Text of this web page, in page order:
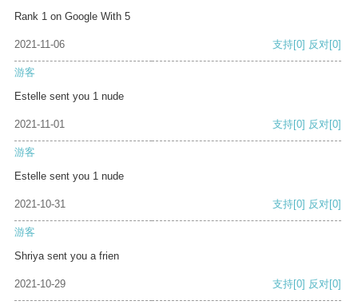
Rank 1 on Google With 5
2021-11-06 支持[0] 反对[0]
游客
Estelle sent you 1 nude
2021-11-01 支持[0] 反对[0]
游客
Estelle sent you 1 nude
2021-10-31 支持[0] 反对[0]
游客
Shriya sent you a frien
2021-10-29 支持[0] 反对[0]